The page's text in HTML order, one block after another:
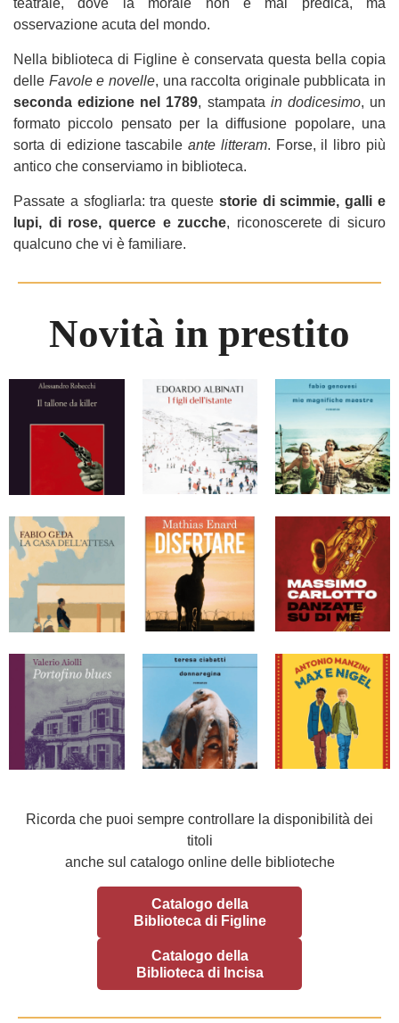
teatrale, dove la morale non è mai predica, ma
osservazione acuta del mondo.
Nella biblioteca di Figline è conservata questa bella copia
delle Favole e novelle, una raccolta originale pubblicata in
seconda edizione nel 1789, stampata in dodicesimo, un
formato piccolo pensato per la diffusione popolare, una
sorta di edizione tascabileante litteram. Forse, il libro più
antico che conserviamo in biblioteca.
Passate a sfogliarla: tra queste storie di scimmie, galli e
lupi, di rose, querce e zucche, riconoscerete di sicuro
qualcuno che vi è familiare.
Novità in prestito
Ricorda che puoi sempre controllare la disponibilità dei
titoli
anche sul catalogo online delle biblioteche
Catalogo della
Biblioteca di Figline
Catalogo della
Biblioteca di Incisa